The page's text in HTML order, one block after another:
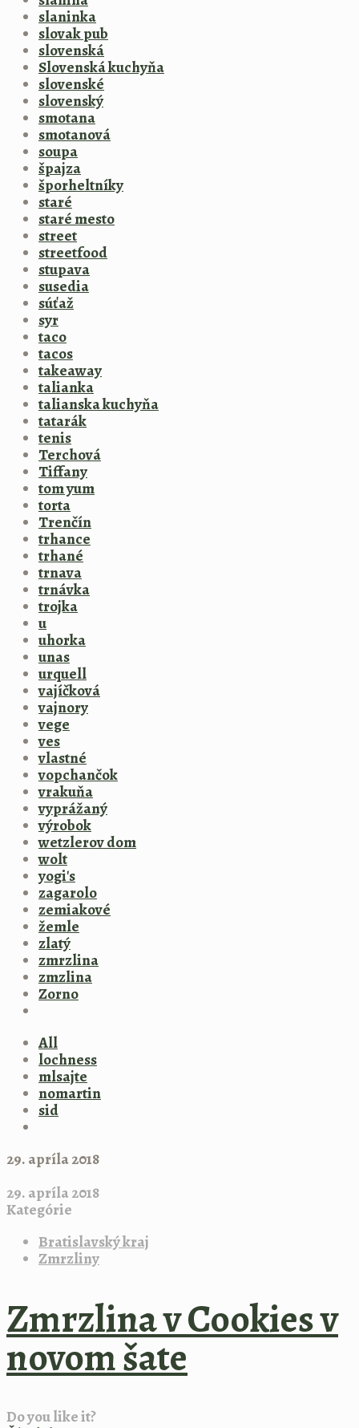
slaninka
slovak pub
slovenská
Slovenská kuchyňa
slovenské
slovenský
smotana
smotanová
soupa
špajza
šporheltníky
staré
staré mesto
street
streetfood
stupava
susedia
súťaž
syr
taco
tacos
takeaway
talianka
talianska kuchyňa
tatarák
tenis
Terchová
Tiffany
tom yum
torta
Trenčín
trhance
trhané
trnava
trnávka
trojka
u
uhorka
unas
urquell
vajíčková
vajnory
vege
ves
vlastné
vopchančok
vrakuňa
vyprážaný
výrobok
wetzlerov dom
wolt
yogi's
zagarolo
zemiakové
žemle
zlatý
zmrzlina
zmzlina
Zorno
All
lochness
mlsajte
nomartin
sid
29. apríla 2018
29. apríla 2018
Kategórie
Bratislavský kraj
Zmrzliny
Zmrzlina v Cookies v
novom šate
Do you like it?